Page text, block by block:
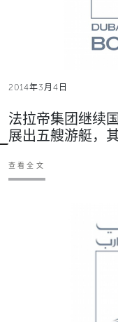
2014年3月4日
法拉帝集团继续
展出五艘游艇，
查看全文